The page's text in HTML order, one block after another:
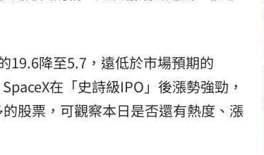
19.6降至5.7，遠低於市場預期的
在「史詩級IPO」後漲勢強勁，
股票，可觀察本日是否還有熱度、漲